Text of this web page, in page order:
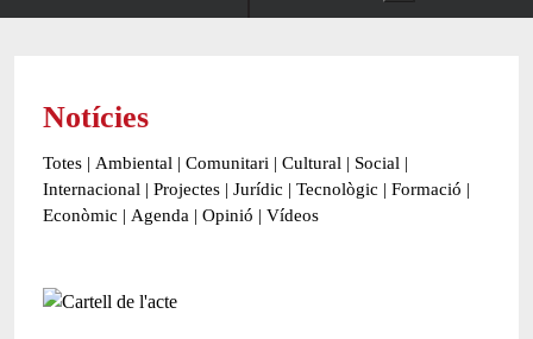
Notícies
Totes | Ambiental | Comunitari | Cultural | Social |
Internacional | Projectes | Jurídic | Tecnològic | Formació |
Econòmic | Agenda | Opinió | Vídeos